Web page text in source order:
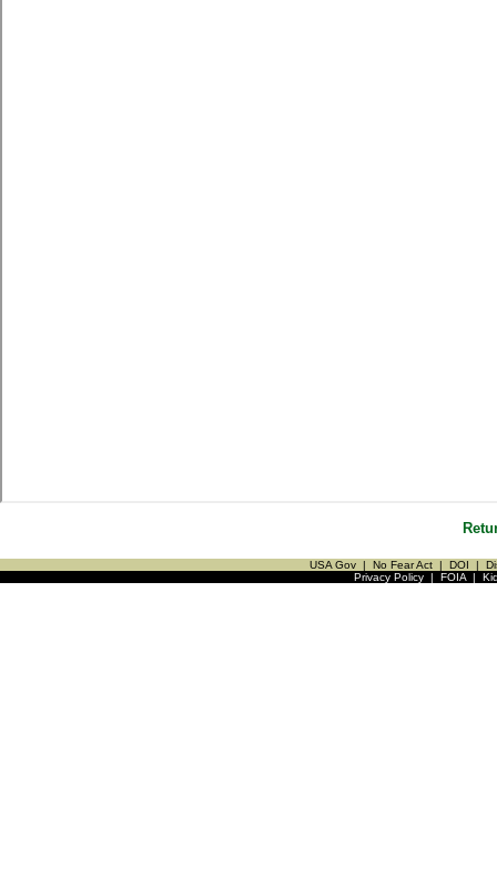
USA Gov | No Fear Act | DOI |
Privacy Policy| FOIA|